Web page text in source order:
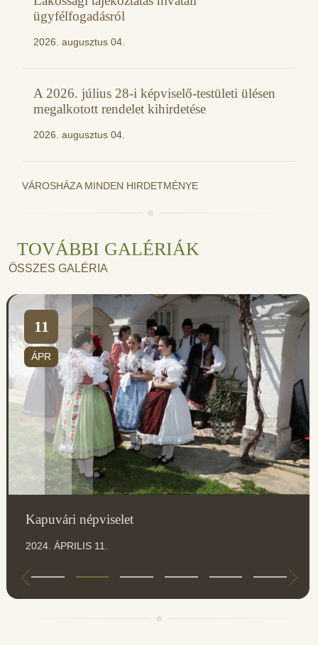
ügyfélfogadásról
2026. augusztus 04.
A 2026. július 28-i képviselő-testületi ülésen
megalkotott rendelet kihirdetése
2026. augusztus 04.
VÁROSHÁZA MINDEN HIRDETMÉNYE
TOVÁBBI GALÉRIÁK
ÖSSZES GALÉRIA
11
ÁPR
Kapuvári népviselet
2024. ÁPRILIS 11.